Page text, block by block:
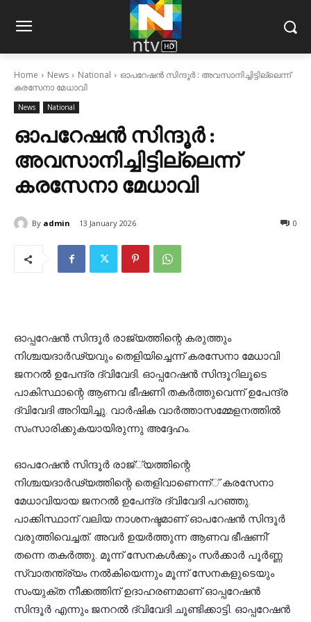
Home News National
ഓപറേഷന്‍ സിന്ദൂര്‍ : അവസാനിച്ചിട്ടില്ലെന്ന്
കരസേനാ മേധാവി
News National
ഓപറേഷന്‍ സിന്ദൂര്‍ :
അവസാനിച്ചിട്ടില്ലെന്ന്
കരസേനാ മേധാവി
By admin 13 January 2026 0
ഓപ്പറേഷന്‍ സിന്ദൂര്‍ രാജ്യത്തിന്റെ കരുത്തും
നിശ്ചയദാര്‍ഢ്യവും തെളിയിച്ചെന്ന് കരസേനാ മേധാവി
ജനറല്‍ ഉപേന്ദ്ര ദ്വിവേദി. ഓപ്പറേഷന്‍ സിന്ദൂറിലൂടെ
പാകിസ്ഥാന്റെ ആണവ ഭീഷണി തകര്‍ത്തുവെന്ന് ഉപേന്ദ്ര
ദ്വിവേദി അറിയിച്ചു. വാര്‍ഷിക വാര്‍ത്താസമ്മേളനത്തില്‍
സംസാരിക്കുകയായിരുന്നു അദ്ദേഹം.
ഓപറേഷന്‍ സിന്ദൂര്‍ രാജ്്യത്തിന്റെ
നിശ്ചയദാര്‍ഢ്യത്തിന്റെ തെളിവാണെന്ന്് കരസേനാ
മേധാവിയായ ജനറല്‍ ഉപേന്ദ്ര ദ്വിവേദി പറഞ്ഞു.
പാക്കിസ്ഥാന് വലിയ നാശനഷ്ടമാണ് ഓപറേഷന്‍ സിന്ദൂര്‍
വരുത്തിവെച്ചത്. അവര്‍ ഉയര്‍ത്തുന്ന ആണവ ഭീഷണി്
തന്നെ തകര്‍ത്തു. മൂന്ന് സേനകള്‍ക്കും സര്‍ക്കാര്‍ പൂര്‍ണ്ണ
സ്വാതന്ത്ര്യം നല്‍കിയെന്നും മൂന്ന് സേനകളുടെയും
സംയുക്ത നീക്കത്തിന് ഉദാഹരണമാണ് ഓപ്പറേഷന്‍
സിന്ദൂര്‍ എന്നും ജനറല്‍ ദ്വിവേദി ചൂണ്ടിക്കാട്ടി. ഓപ്പറേഷന്‍